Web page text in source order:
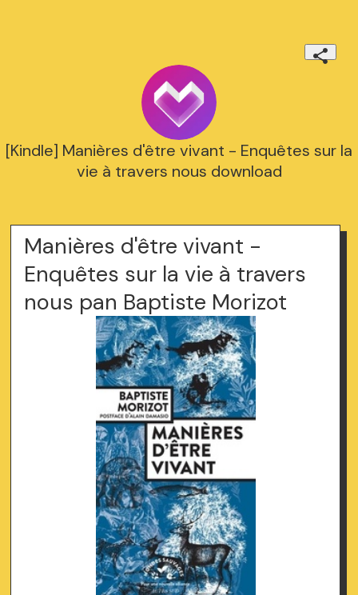
[Kindle] Manières d'être vivant - Enquêtes sur la
vie à travers nous download
Manières d'être vivant -
Enquêtes sur la vie à travers
nous pan Baptiste Morizot